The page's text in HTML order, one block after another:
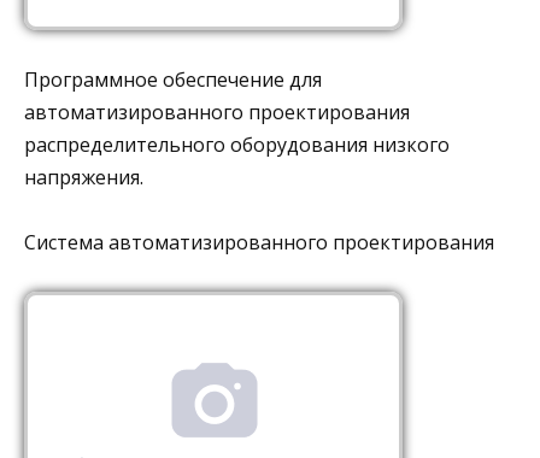
Программное обеспечение для
автоматизированного проектирования
распределительного оборудования низкого
напряжения.
Система автоматизированного проектирования